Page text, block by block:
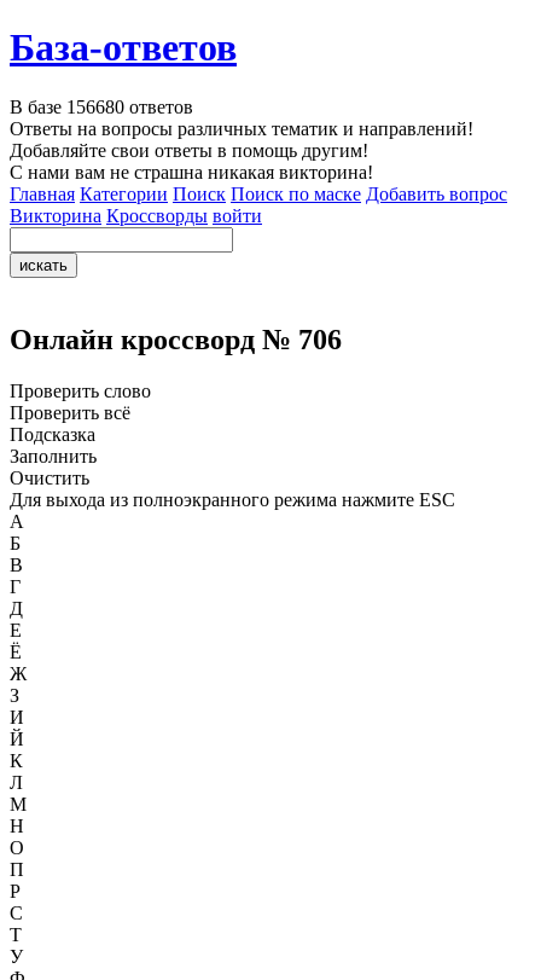
База-ответов
В базе 156680 ответов
Ответы на вопросы различных тематик и направлений!
Добавляйте свои ответы в помощь другим!
С нами вам не страшна никакая викторина!
Главная Категории Поиск Поиск по маске Добавить вопрос
Викторина Кроссворды войти
Онлайн кроссворд № 706
Проверить слово
Проверить всё
Подсказка
Заполнить
Очистить
Для выхода из полноэкранного режима нажмите ESC
А
Б
В
Г
Д
Е
Ё
Ж
З
И
Й
К
Л
М
Н
О
П
Р
С
Т
У